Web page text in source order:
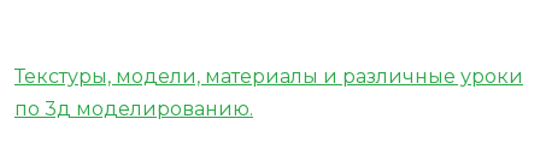
Текстуры, модели, материалы и различные уроки
по 3д моделированию.